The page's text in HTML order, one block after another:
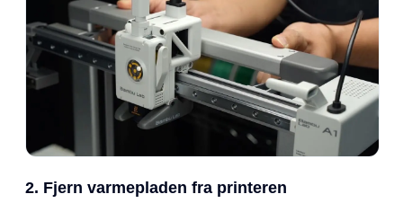
2. Fjern varmepladen fra printeren